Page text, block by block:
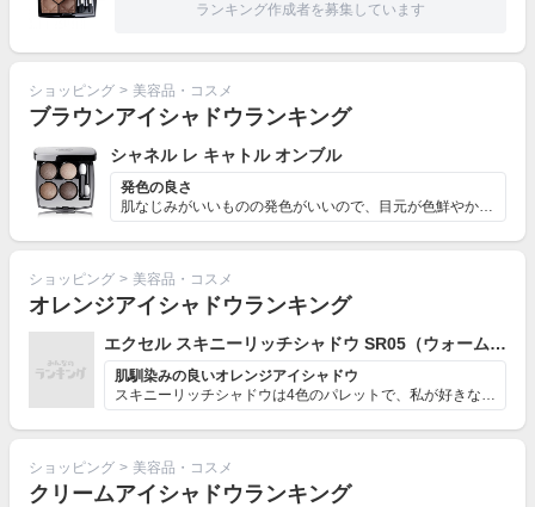
ランキング作成者を募集しています
ショッピング > 美容品・コスメ
ブラウンアイシャドウランキング
シャネル レ キャトル オンブル
発色の良さ
肌なじみがいいものの発色がいいので、目元が色鮮やかにな...
ショッピング > 美容品・コスメ
オレンジアイシャドウランキング
エクセル スキニーリッチシャドウ SR05（ウォームブラウン）
肌馴染みの良いオレンジアイシャドウ
スキニーリッチシャドウは4色のパレットで、私が好きなウ...
ショッピング > 美容品・コスメ
クリームアイシャドウランキング